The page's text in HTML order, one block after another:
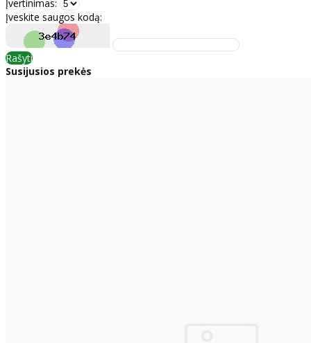
Įvertinimas:
Įveskite saugos kodą:
Rašyti
Susijusios prekės